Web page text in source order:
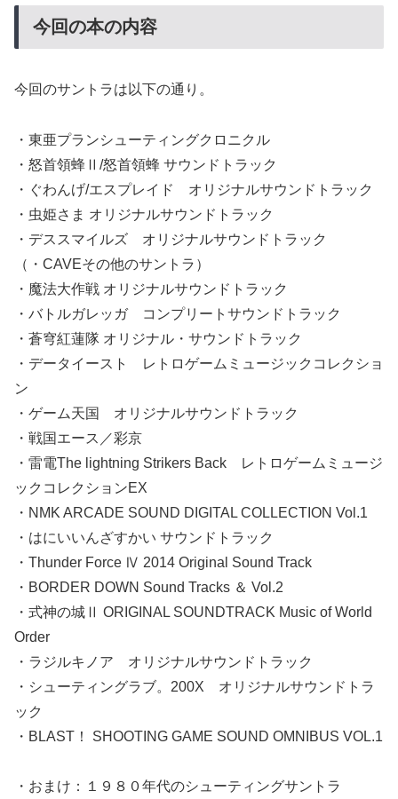
今回の本の内容
今回のサントラは以下の通り。
・東亜プランシューティングクロニクル
・怒首領蜂Ⅱ/怒首領蜂 サウンドトラック
・ぐわんげ/エスプレイド オリジナルサウンドトラック
・虫姫さま オリジナルサウンドトラック
・デススマイルズ オリジナルサウンドトラック
（・CAVEその他のサントラ）
・魔法大作戦 オリジナルサウンドトラック
・バトルガレッガ コンプリートサウンドトラック
・蒼穹紅蓮隊 オリジナル・サウンドトラック
・データイースト レトロゲームミュージックコレクショ
ン
・ゲーム天国 オリジナルサウンドトラック
・戦国エース／彩京
・雷電The lightning Strikers Back レトロゲームミュージ
ックコレクションEX
・NMK ARCADE SOUND DIGITAL COLLECTION Vol.1
・はにいいんざすかい サウンドトラック
・Thunder Force Ⅳ 2014 Original Sound Track
・BORDER DOWN Sound Tracks ＆ Vol.2
・式神の城Ⅱ ORIGINAL SOUNDTRACK Music of World
Order
・ラジルキノア オリジナルサウンドトラック
・シューティングラブ。200X オリジナルサウンドトラ
ック
・BLAST！ SHOOTING GAME SOUND OMNIBUS VOL.1
・おまけ：１９８０年代のシューティングサントラ